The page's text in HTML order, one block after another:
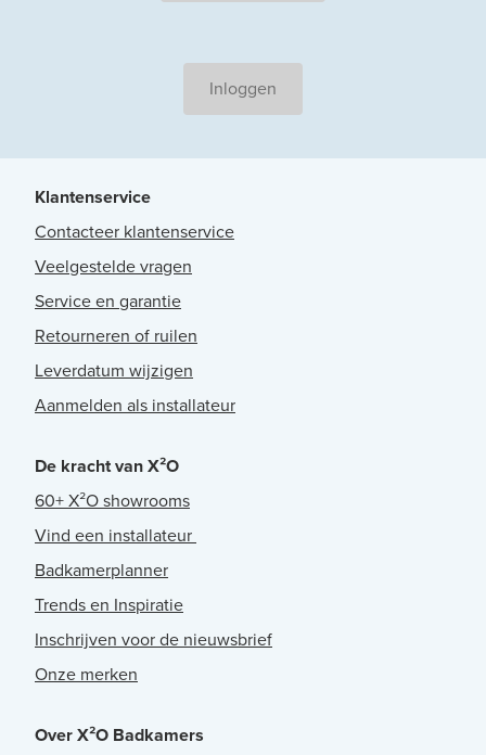
Inloggen
Klantenservice
Contacteer klantenservice
Veelgestelde vragen
Service en garantie
Retourneren of ruilen
Leverdatum wijzigen
Aanmelden als installateur
De kracht van X²O
60+ X²O showrooms
Vind een installateur
Badkamerplanner
Trends en Inspiratie
Inschrijven voor de nieuwsbrief
Onze merken
Over X²O Badkamers